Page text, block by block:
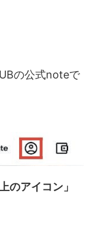
の公式noteで
のアイコン」